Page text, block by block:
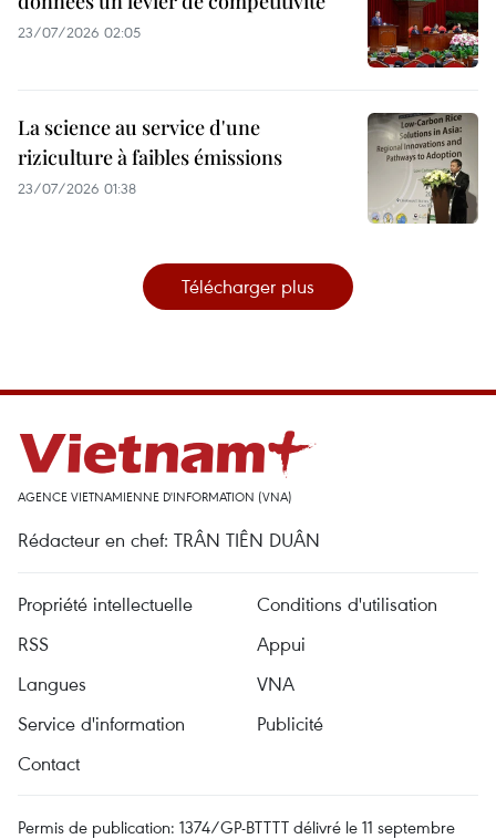
23/07/2026 02:05
La science au service d'une
riziculture à faibles émissions
23/07/2026 01:38
Télécharger plus
AGENCE VIETNAMIENNE D'INFORMATION (VNA)
Rédacteur en chef: TRÂN TIÊN DUÂN
Propriété intellectuelle
Conditions d'utilisation
RSS
Appui
Langues
VNA
Service d'information
Publicité
Contact
Permis de publication: 1374/GP-BTTTT délivré le 11 septembre